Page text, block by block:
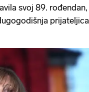
svoj 89. rođendan,
prijateljica